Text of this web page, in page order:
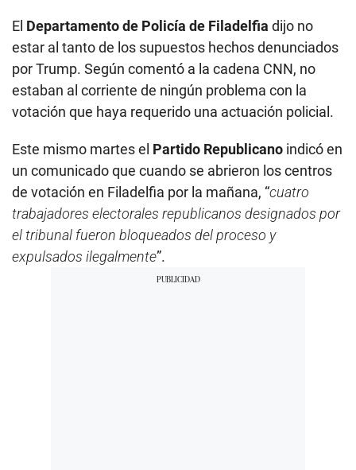
El Departamento de Policía de Filadelfia dijo no
estar al tanto de los supuestos hechos denunciados
por Trump. Según comentó a la cadena CNN, no
estaban al corriente de ningún problema con la
votación que haya requerido una actuación policial.
Este mismo martes el Partido Republicano indicó en
un comunicado que cuando se abrieron los centros
de votación en Filadelfia por la mañana, “cuatro
trabajadores electorales republicanos designados por
el tribunal fueron bloqueados del proceso y
expulsados ilegalmente”.